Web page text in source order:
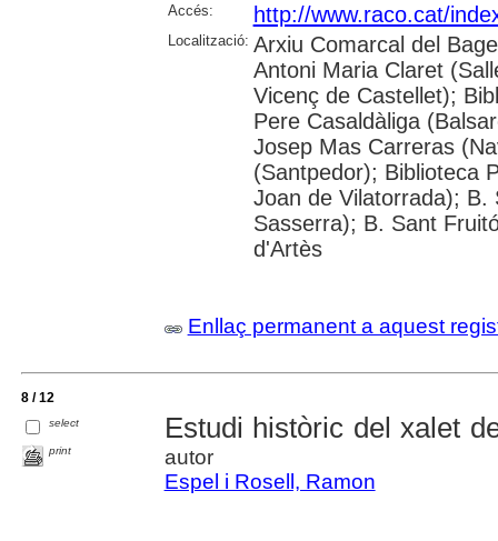
Accés: http://www.raco.cat/
Localització: Arxiu Comarcal del
Antoni Maria Claret
Vicenç de Castellet);
Pere Casaldàliga
Josep Mas Carreras
(Santpedor); Biblioteca
Joan de Vilatorrada); B.
Sasserra); B. Sant
d'Artès
Enllaç permanent a aquest
8 / 12
select
print
Estudi històric del xalet
autor
Espel i Rosell, Ramon